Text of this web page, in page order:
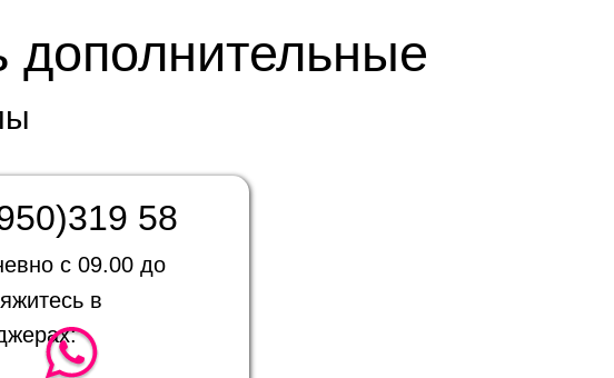
дополнительные
с 09.00 до
в
58